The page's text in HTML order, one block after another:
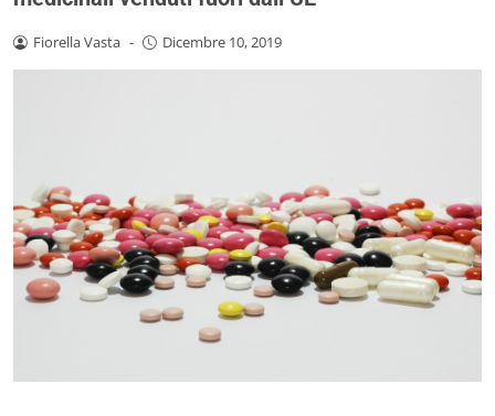
Fiorella Vasta - Dicembre 10, 2019